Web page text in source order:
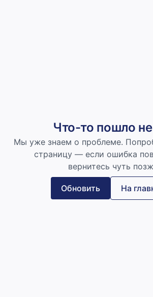
Что-то пошло не
Мы уже знаем о проблеме.
страницу — если ошибка
вернитесь чуть
Обновить На